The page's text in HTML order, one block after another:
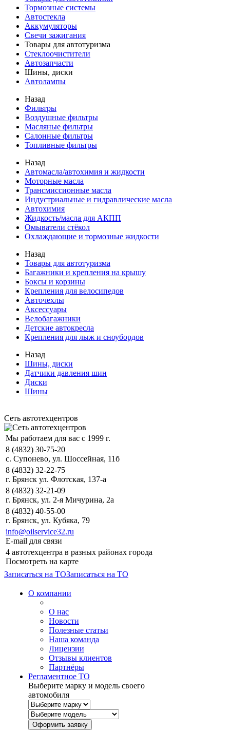
Тормозные системы
Автостекла
Аккумуляторы
Свечи зажигания
Товары для автотуризма
Стеклоочистители
Автозапчасти
Шины, диски
Автолампы
Назад
Фильтры
Воздушные фильтры
Масляные фильтры
Салонные фильтры
Топливные фильтры
Назад
Автомасла/автохимия и жидкости
Моторные масла
Трансмиссионные масла
Индустриальные и гидравлические масла
Автохимия
Жидкость/масла для АКПП
Омыватели стёкол
Охлаждающие и тормозные жидкости
Назад
Товары для автотуризма
Багажники и крепления на крышу
Боксы и корзины
Крепления для велосипедов
Авточехлы
Аксессуары
Велобагажники
Детские автокресла
Крепления для лыж и сноубордов
Назад
Шины, диски
Датчики давления шин
Диски
Шины
Сеть автотехцентров
Мы работаем для вас с 1999 г.
8 (4832) 30-75-20
с. Супонево, ул. Шоссейная, 11б
8 (4832) 32-22-75
г. Брянск ул. Флотская, 137-а
8 (4832) 32-21-09
г. Брянск, ул. 2-я Мичурина, 2а
8 (4832) 40-55-00
г. Брянск, ул. Кубяка, 79
info@oilservice32.ru
E-mail для связи
4 автотехцентра в разных районах города
Посмотреть на карте
Записаться на ТОЗаписаться на ТО
О компании
О нас
Новости
Полезные статьи
Наша команда
Лицензии
Отзывы клиентов
Партнёры
Регламентное ТО
Выберите марку и модель своего
автомобиля